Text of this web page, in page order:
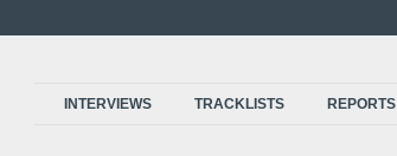
INTERVIEWS TRACKLISTS REPORTS